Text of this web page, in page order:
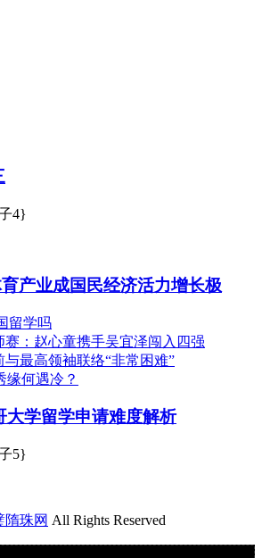
4}
产业成国民经济活力增长极
留学吗
赛：赵心童携手吴宜泽闯入四强
最高领袖联络“非常困难”
缘何遇冷？
大学留学申请难度解析
5}
隋珠网 All Rights Reserved